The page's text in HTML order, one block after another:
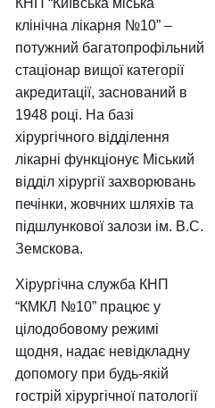
0(50) 086 33
КНП “Київська міська
клінічна лікарня №10” –
потужний
стаціонар вищої
акредитації,
1948 році. На базі
хірургічного відділення
лікарні функціонує
відділ хірургії
печінки, жовчних
підшлункової залози
Земскова.
Хірургічна служба КНП